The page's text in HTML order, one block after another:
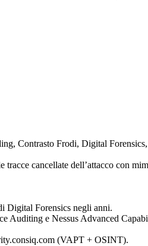
Contrasto Frodi, Digital
cancellate dell’attacco con
Digital Forensics negli anni.
Auditing e Nessus Advanced
(VAPT + OSINT).